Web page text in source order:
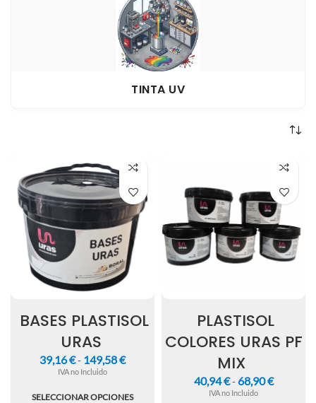
TINTA UV
BASES PLASTISOL
URAS
39,16€- 149,58€
IVA no Incluido
SELECCIONAR OPCIONES
PLASTISOL
COLORES URAS PF
MIX
40,94€ - 68,90€
IVA no Incluido